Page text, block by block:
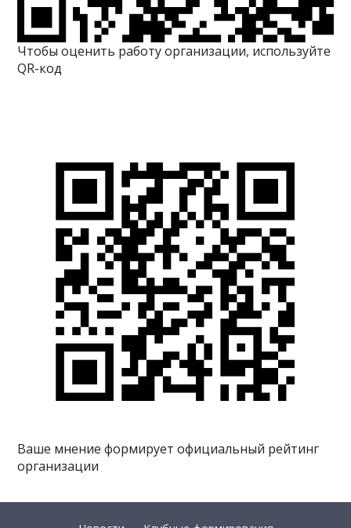
Чтобы оценить работу организации, используйте
QR-код
Ваше мнение формирует официальный рейтинг
организации